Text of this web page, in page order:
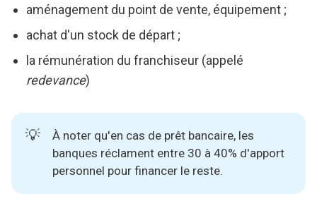
aménagement du point de vente, équipement ;
achat d'un stock de départ ;
la rémunération du franchiseur (appelé
redevance)
💡
À noter qu'en cas de prêt bancaire, les
banques réclament entre 30 à 40% d'apport
personnel pour financer le reste.